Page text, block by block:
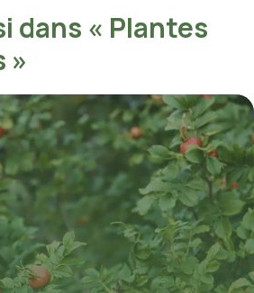
dans « Plantes
»